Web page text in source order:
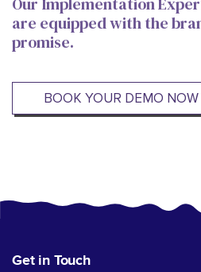
are equipped with the
promise.
BOOK YOUR DEMO NOW
Get in Touch